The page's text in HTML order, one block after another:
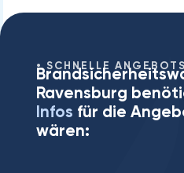
SCHNELLE
Ravensburg⁠
Infos für die
wären: